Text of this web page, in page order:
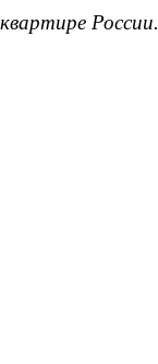
России.